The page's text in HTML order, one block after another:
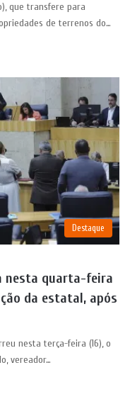
que transfere para
de terrenos do…
Destaque
nesta quarta-feira
da estatal, após
nesta terça-feira (16), o
vereador…